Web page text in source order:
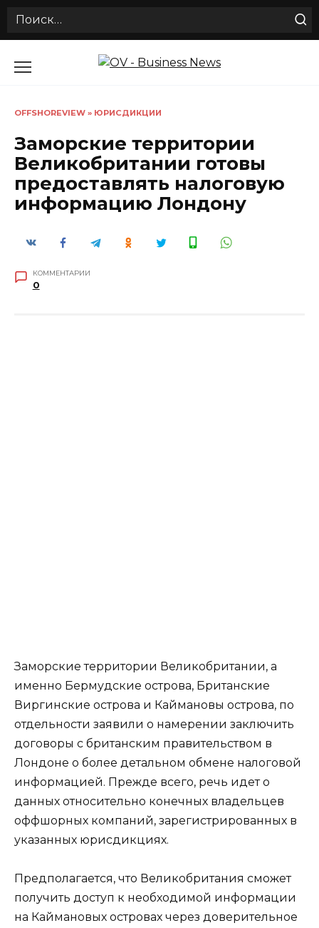
Search
OFFSHOREVIEW » ЮРИСДИКЦИИ
Заморские территории
Великобритании готовы
предоставлять налоговую
информацию Лондону
КОММЕНТАРИИ
0
Заморские территории Великобритании, а
именно Бермудские острова, Британские
Виргинские острова и Каймановы острова, по
отдельности заявили о намерении заключить
договоры с британским правительством в
Лондоне о более детальном обмене налоговой
информацией. Прежде всего, речь идет о
данных относительно конечных владельцев
оффшорных компаний, зарегистрированных в
указанных юрисдикциях.
Предполагается, что Великобритания сможет
получить доступ к необходимой информации
на Каймановых островах через доверительное